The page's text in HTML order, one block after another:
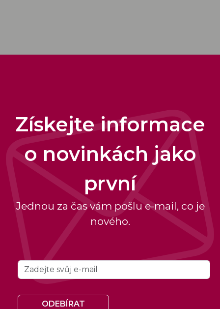
Získejte informace
o novinkách jako
první
Jednou za čas vám pošlu e-mail, co je
nového.
ODEBÍRAT